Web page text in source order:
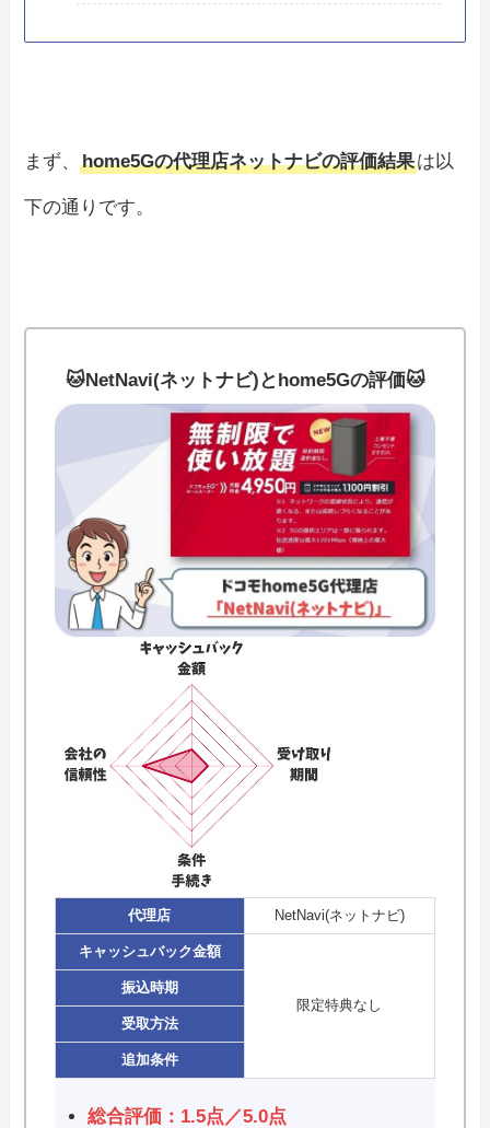
まず、home5Gの代理店ネットナビの評価結果は以
下の通りです。
🐱NetNavi(ネットナビ)とhome5Gの評価🐱
代理店 NetNavi(ネットナビ)
キャッシュバック金額
限定特典なし
振込時期
受取方法
追加条件
総合評価：1.5点／5.0点